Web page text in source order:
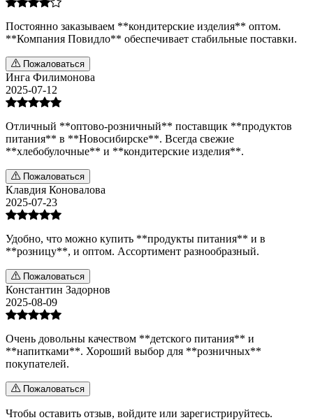
Постоянно заказываем **кондитерские изделия** оптом.
**Компания Повидло** обеспечивает стабильные поставки.
Пожаловаться
Инга Филимонова
2025-07-12
Отличный **оптово-розничный** поставщик **продуктов
питания** в **Новосибирске**. Всегда свежие
**хлебобулочные** и **кондитерские изделия**.
Пожаловаться
Клавдия Коновалова
2025-07-23
Удобно, что можно купить **продукты питания** и в
**розницу**, и оптом. Ассортимент разнообразный.
Пожаловаться
Константин Задорнов
2025-08-09
Очень довольны качеством **детского питания** и
**напитками**. Хороший выбор для **розничных**
покупателей.
Пожаловаться
Чтобы оставить отзыв, войдите или зарегистрируйтесь.